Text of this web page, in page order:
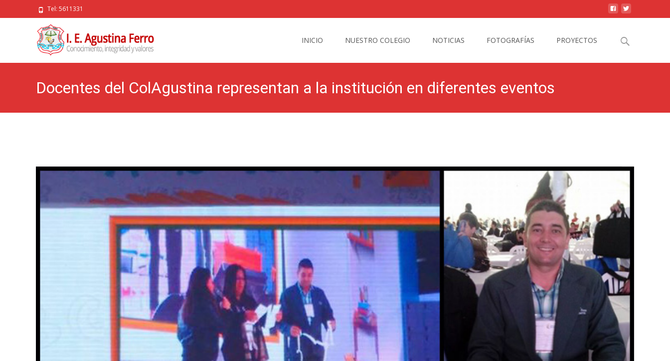
Tel: 5611331
INICIO NUESTRO COLEGIO NOTICIAS FOTOGRAFÍAS PROYECTOS
Search
Docentes del ColAgustina representan a la institución en diferentes eventos